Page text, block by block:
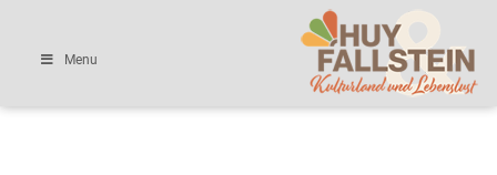
Menu